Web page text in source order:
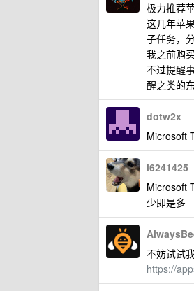
极力推荐
这几年苹
子任务，
我之前购
不过提醒
醒之类的
dotw2x
Microsoft
l6241425
Microsoft
少即是多
不妨试试
https://